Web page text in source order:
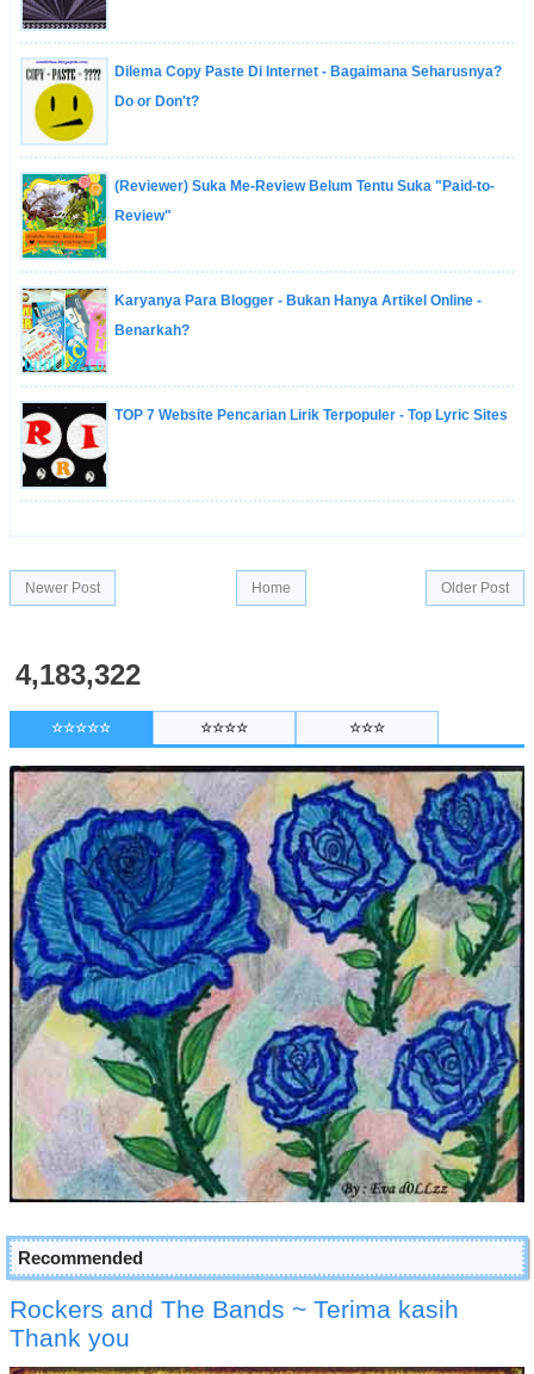
Dilema Copy Paste Di Internet - Bagaimana Seharusnya?
Do or Don't?
(Reviewer) Suka Me-Review Belum Tentu Suka "Paid-to-
Review"
Karyanya Para Blogger - Bukan Hanya Artikel Online -
Benarkah?
TOP 7 Website Pencarian Lirik Terpopuler - Top Lyric Sites
Newer Post Older Post
Home
4,183,322
☆☆☆☆☆ ☆☆☆☆ ☆☆☆
Recommended
Rockers and The Bands ~ Terima kasih
Thank you